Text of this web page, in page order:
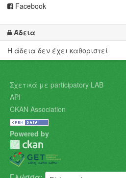
Facebook
Άδεια
Η άδεια δεν έχει καθοριστεί
Σχετικά με participatory LAB
API
CKAN Association
Powered by